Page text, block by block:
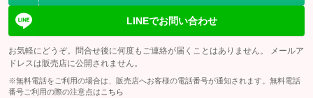
LINEでお問い合わせ
お気軽にどうぞ。問合せ後に何度もご連絡が届くことはありません。 メールア
ドレスは販売店に公開されません。
※無料電話をご利用の場合は、販売店へお客様の電話番号が通知されます。無料電話
番号ご利用の際の注意点は こちら